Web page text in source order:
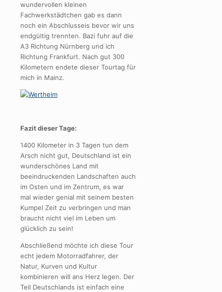
wundervollen kleinen
Fachwerkstädtchen gab es dann
noch ein Abschlusseis bevor wir uns
endgültig trennten. Bazi fuhr auf die
A3 Richtung Nürnberg und ich
Richtung Frankfurt. Nach gut 300
Kilometern endete dieser Tourtag für
mich in Mainz.
Fazit dieser Tage:
1400 Kilometer in 3 Tagen tun dem
Arsch nicht gut, Deutschland ist ein
wunderschönes Land mit
beeindruckenden Landschaften auch
im Osten und im Zentrum, es war
mal wieder genial mit seinem besten
Kumpel Zeit zu verbringen und man
braucht nicht viel im Leben um
glücklich zu sein!
Abschließend möchte ich diese Tour
echt jedem Motorradfahrer, der
Natur, Kurven und Kultur
kombinieren will ans Herz legen. Der
Teil Deutschlands ist einfach eine